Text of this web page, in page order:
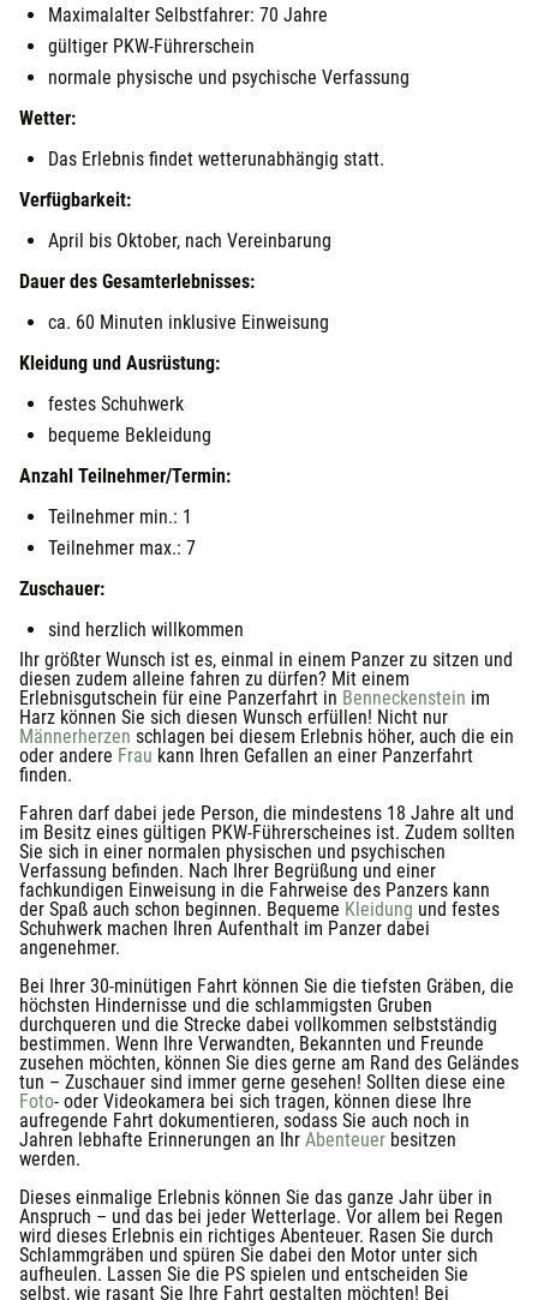
Maximalalter Selbstfahrer: 70 Jahre
gültiger PKW-Führerschein
normale physische und psychische Verfassung
Wetter:
Das Erlebnis findet wetterunabhängig statt.
Verfügbarkeit:
April bis Oktober, nach Vereinbarung
Dauer des Gesamterlebnisses:
ca. 60 Minuten inklusive Einweisung
Kleidung und Ausrüstung:
festes Schuhwerk
bequeme Bekleidung
Anzahl Teilnehmer/Termin:
Teilnehmer min.: 1
Teilnehmer max.: 7
Zuschauer:
sind herzlich willkommen
Ihr größter Wunsch ist es, einmal in einem Panzer zu sitzen und
diesen zudem alleine fahren zu dürfen? Mit einem
Erlebnisgutschein für eine Panzerfahrt in Benneckenstein im
Harz können Sie sich diesen Wunsch erfüllen! Nicht nur
Männerherzen schlagen bei diesem Erlebnis höher, auch die ein
oder andere Frau kann Ihren Gefallen an einer Panzerfahrt
finden.
Fahren darf dabei jede Person, die mindestens 18 Jahre alt und
im Besitz eines gültigen PKW-Führerscheines ist. Zudem sollten
Sie sich in einer normalen physischen und psychischen
Verfassung befinden. Nach Ihrer Begrüßung und einer
fachkundigen Einweisung in die Fahrweise des Panzers kann
der Spaß auch schon beginnen. Bequeme Kleidung und festes
Schuhwerk machen Ihren Aufenthalt im Panzer dabei
angenehmer.
Bei Ihrer 30-minütigen Fahrt können Sie die tiefsten Gräben, die
höchsten Hindernisse und die schlammigsten Gruben
durchqueren und die Strecke dabei vollkommen selbstständig
bestimmen. Wenn Ihre Verwandten, Bekannten und Freunde
zusehen möchten, können Sie dies gerne am Rand des Geländes
tun – Zuschauer sind immer gerne gesehen! Sollten diese eine
Foto- oder Videokamera bei sich tragen, können diese Ihre
aufregende Fahrt dokumentieren, sodass Sie auch noch in
Jahren lebhafte Erinnerungen an Ihr Abenteuer besitzen
werden.
Dieses einmalige Erlebnis können Sie das ganze Jahr über in
Anspruch – und das bei jeder Wetterlage. Vor allem bei Regen
wird dieses Erlebnis ein richtiges Abenteuer. Rasen Sie durch
Schlammgräben und spüren Sie dabei den Motor unter sich
aufheulen. Lassen Sie die PS spielen und entscheiden Sie
selbst, wie rasant Sie Ihre Fahrt gestalten möchten! Bei